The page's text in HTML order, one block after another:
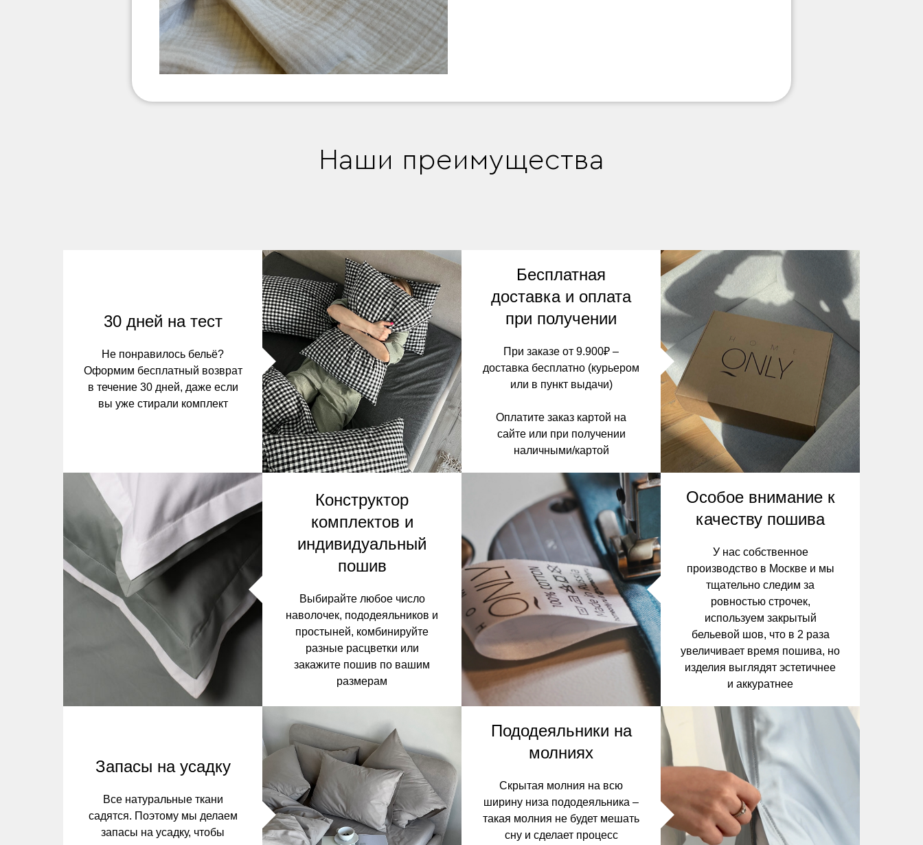
Наши преимущества
30 дней на тест
Не понравилось бельё?
Оформим бесплатный возврат
в течение 30 дней, даже если
вы уже стирали комплект
Бесплатная
доставка и оплата
при получении
При заказе от 9.900₽ –
доставка бесплатно (курьером
или в пункт выдачи)
Оплатите заказ картой на
сайте или при получении
наличными/картой
Конструктор
комплектов и
индивидуальный
пошив
Выбирайте любое число
наволочек, пододеяльников и
простыней, комбинируйте
разные расцветки или
закажите пошив по вашим
размерам
Особое внимание к
качеству пошива
У нас собственное
производство в Москве и мы
тщательно следим за
ровностью строчек,
используем закрытый
бельевой шов, что в 2 раза
увеличивает время пошива, но
изделия выглядят эстетичнее
и аккуратнее
Запасы на усадку
Все натуральные ткани
садятся. Поэтому мы делаем
запасы на усадку, чтобы
Пододеяльники на
молниях
Скрытая молния на всю
ширину низа пододеяльника –
такая молния не будет мешать
сну и сделает процесс